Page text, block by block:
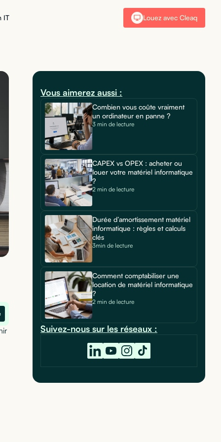
IT Louez avec Cleaq
Vous aimerez aussi :
Combien vous coûte vraiment
un ordinateur en panne ?
3 min de lecture
CAPEX vs OPEX : acheter ou
louer votre matériel informatique
?
2 min de lecture
Durée d’amortissement matériel
informatique : règles et calculs
clés
3min de lecture
Comment comptabiliser une
location de matériel informatique
?
2 min de lecture
Suivez-nous sur les réseaux :